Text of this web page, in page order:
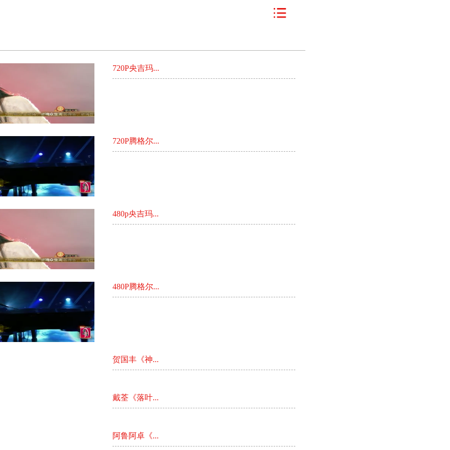
720P央吉玛...
720P腾格尔...
480p央吉玛...
480P腾格尔...
贺国丰《神...
戴荃《落叶...
阿鲁阿卓《...